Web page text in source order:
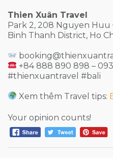
Thien Xuân Travel
Park 2, 208 Nguyen Huu
Binh Thanh District, Ho
+84 888 890 898 –
#thienxuantravel #bali
Xem thêm Travel tips:
Your opinion counts!